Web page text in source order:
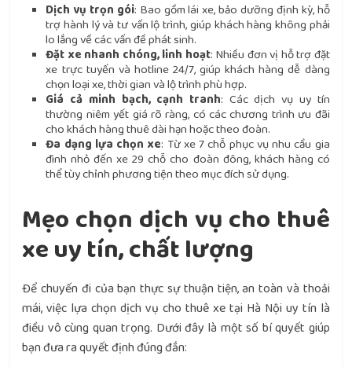
Dịch vụ trọn gói: Bao gồm lái xe, bảo dưỡng định kỳ, hỗ
trợ hành lý và tư vấn lộ trình, giúp khách hàng không phải
lo lắng về các vấn đề phát sinh.
Đặt xe nhanh chóng, linh hoạt: Nhiều đơn vị hỗ trợ đặt
xe trực tuyến và hotline 24/7, giúp khách hàng dễ dàng
chọn loại xe, thời gian và lộ trình phù hợp.
Giá cả minh bạch, cạnh tranh: Các dịch vụ uy tín
thường niêm yết giá rõ ràng, có các chương trình ưu đãi
cho khách hàng thuê dài hạn hoặc theo đoàn.
Đa dạng lựa chọn xe: Từ xe 7 chỗ phục vụ nhu cầu gia
đình nhỏ đến xe 29 chỗ cho đoàn đông, khách hàng có
thể tùy chỉnh phương tiện theo mục đích sử dụng.
Mẹo chọn dịch vụ cho thuê
xe uy tín, chất lượng
Để chuyến đi của bạn thực sự thuận tiện, an toàn và thoải
mái, việc lựa chọn dịch vụ cho thuê xe tại Hà Nội uy tín là
điều vô cùng quan trọng. Dưới đây là một số bí quyết giúp
bạn đưa ra quyết định đúng đắn: